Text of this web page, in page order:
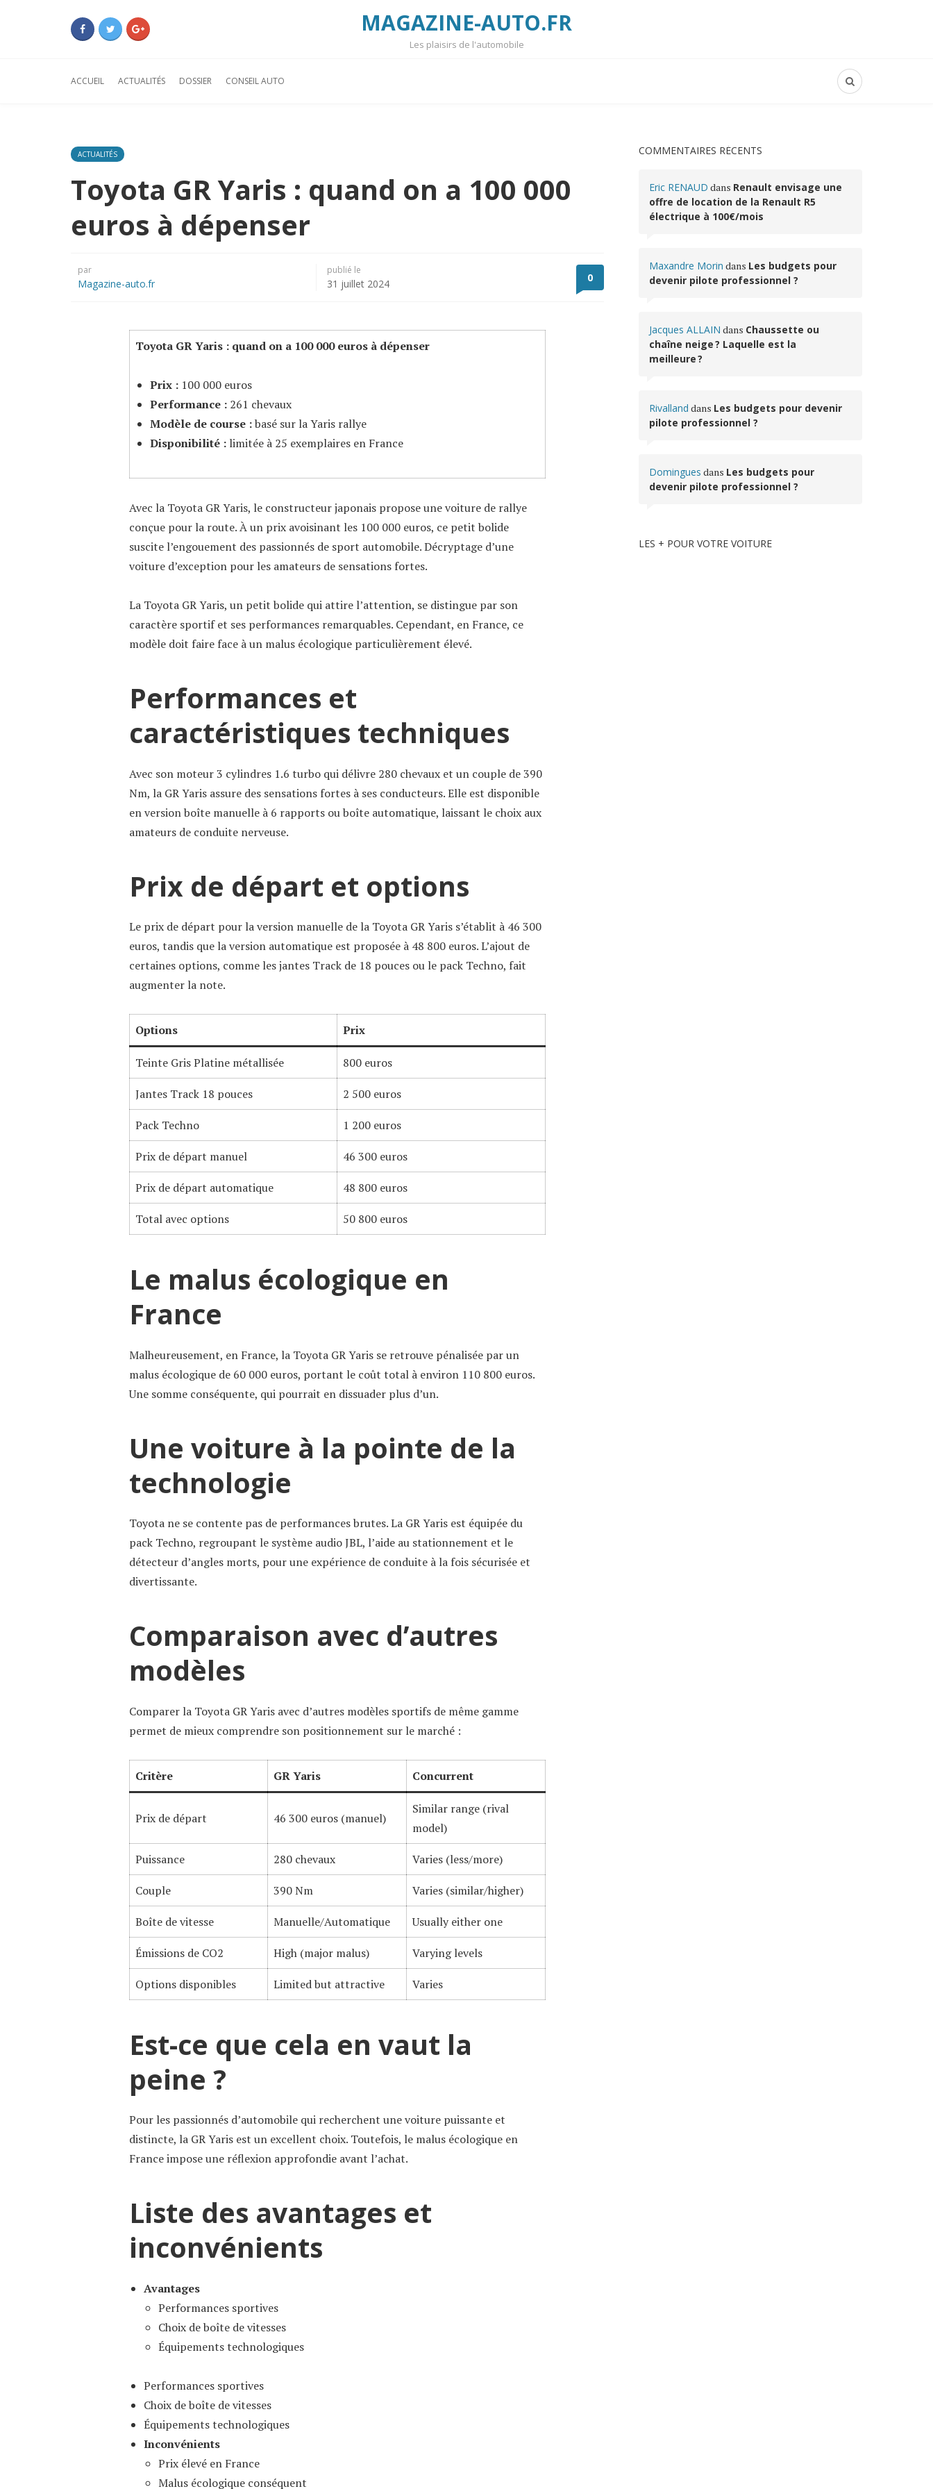
MAGAZINE-AUTO.FR
Les plaisirs de l'automobile
ACCUEIL ACTUALITÉS DOSSIER CONSEIL AUTO
ACTUALITÉS
Toyota GR Yaris : quand on a 100 000
euros à dépenser
par
Magazine-auto.fr
publié le
31 juillet 2024 0
Toyota GR Yaris : quand on a 100 000 euros à dépenser
Prix :100 000 euros
Performance :261 chevaux
Modèle de course :basé sur la Yaris rallye
Disponibilité :limitée à 25 exemplaires en France
Avec la Toyota GR Yaris, le constructeur japonais propose une voiture de rallye
conçue pour la route. À un prix avoisinant les 100 000 euros, ce petit bolide
suscite l’engouement des passionnés de sport automobile. Décryptage d’une
voiture d’exception pour les amateurs de sensations fortes.
La Toyota GR Yaris, un petit bolide qui attire l’attention, se distingue par son
caractère sportif et ses performances remarquables. Cependant, en France, ce
modèle doit faire face à un malus écologique particulièrement élevé.
Performances et
caractéristiques techniques
Avec son moteur 3 cylindres 1.6 turbo qui délivre 280 chevaux et un couple de 390
Nm, la GR Yaris assure des sensations fortes à ses conducteurs. Elle est disponible
en version boîte manuelle à 6 rapports ou boîte automatique, laissant le choix aux
amateurs de conduite nerveuse.
Prix de départ et options
Le prix de départ pour la version manuelle de la Toyota GR Yaris s’établit à 46 300
euros, tandis que la version automatique est proposée à 48 800 euros. L’ajout de
certaines options, comme les jantes Track de 18 pouces ou le pack Techno, fait
augmenter la note.
Options Prix
Teinte Gris Platine métallisée 800 euros
Jantes Track 18 pouces 2 500 euros
Pack Techno 1 200 euros
Prix de départ manuel 46 300 euros
Prix de départ automatique 48 800 euros
Total avec options 50 800 euros
Le malus écologique en
France
Malheureusement, en France, la Toyota GR Yaris se retrouve pénalisée par un
malus écologique de 60 000 euros, portant le coût total à environ 110 800 euros.
Une somme conséquente, qui pourrait en dissuader plus d’un.
Une voiture à la pointe de la
technologie
Toyota ne se contente pas de performances brutes. La GR Yaris est équipée du
pack Techno, regroupant le système audio JBL, l’aide au stationnement et le
détecteur d’angles morts, pour une expérience de conduite à la fois sécurisée et
divertissante.
Comparaison avec d’autres
modèles
Comparer la Toyota GR Yaris avec d’autres modèles sportifs de même gamme
permet de mieux comprendre son positionnement sur le marché :
Critère GR Yaris Concurrent
Prix de départ 46 300 euros (manuel)
Similar range (rival
model)
Puissance 280 chevaux Varies (less/more)
Couple 390 Nm Varies (similar/higher)
Boîte de vitesse Manuelle/Automatique Usually either one
Émissions de CO2 High (major malus) Varying levels
Options disponibles Limited but attractive Varies
Est-ce que cela en vaut la
peine ?
Pour les passionnés d’automobile qui recherchent une voiture puissante et
distincte, la GR Yaris est un excellent choix. Toutefois, le malus écologique en
France impose une réflexion approfondie avant l’achat.
Liste des avantages et
inconvénients
Avantages
Performances sportives
Choix de boîte de vitesses
Équipements technologiques
Performances sportives
Choix de boîte de vitesses
Équipements technologiques
Inconvénients
Prix élevé en France
Malus écologique conséquent
COMMENTAIRES RÉCENTS
Eric RENAUD dans Renault envisage une
offre de location de la Renault R5
électrique à 100€/mois
Maxandre Morin dans Les budgets pour
devenir pilote professionnel ?
Jacques ALLAIN dans Chaussette ou
chaîne neige ? Laquelle est la
meilleure ?
Rivalland dans Les budgets pour devenir
pilote professionnel ?
Domingues dans Les budgets pour
devenir pilote professionnel ?
LES + POUR VOTRE VOITURE